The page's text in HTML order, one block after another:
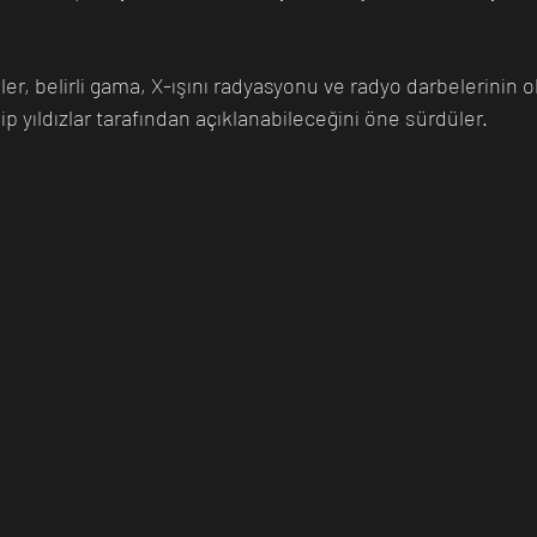
Bilim İnsanı Matematik Tıp İnsan Uzay
belirli gama, X-ışını radyasyonu ve radyo darbelerinin
yıldızlar tarafından açıklanabileceğini öne sürdüler.